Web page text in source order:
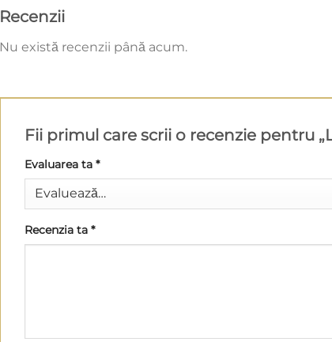
Recenzii
Nu există recenzii până acum.
Fii primul care scrii o recenzie pentru
Evaluarea ta *
Recenzia ta *